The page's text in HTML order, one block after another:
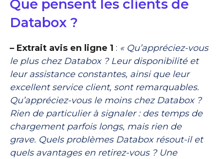
Que pensent les clients de
Databox ?
– Extrait avis en ligne 1 : « Qu’appréciez-vous
le plus chez Databox ? Leur disponibilité et
leur assistance constantes, ainsi que leur
excellent service client, sont remarquables.
Qu’appréciez-vous le moins chez Databox ?
Rien de particulier à signaler : des temps de
chargement parfois longs, mais rien de
grave. Quels problèmes Databox résout-il et
quels avantages en retirez-vous ? Une